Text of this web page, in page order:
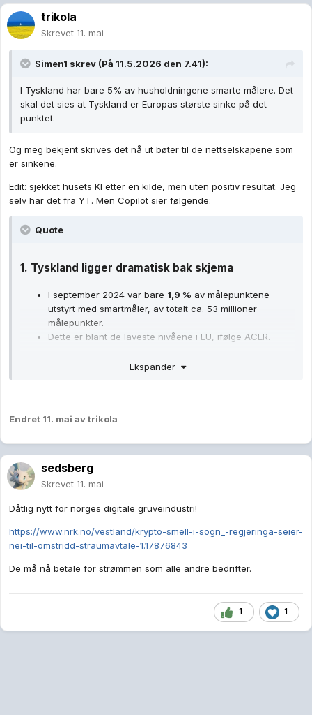
trikola
Skrevet 11. mai
Simen1 skrev (På 11.5.2026 den 7.41):
I Tyskland har bare 5% av husholdningene smarte målere. Det
skal det sies at Tyskland er Europas største sinke på det
punktet.
Og meg bekjent skrives det nå ut bøter til de nettselskapene som
er sinkene.
Edit: sjekket husets KI etter en kilde, men uten positiv resultat. Jeg
selv har det fra YT. Men Copilot sier følgende:
Quote
1. Tyskland ligger dramatisk bak skjema
I september 2024 var bare 1,9 % av målepunktene
utstyrt med smartmåler, av totalt ca. 53 millioner
målepunkter.
Dette er blant de laveste nivåene i EU, ifølge ACER.
Myndighetene har endret lovverket for å få fart
Digitalisation of the Energy Transition
Etter lovendringen økte tempoet, og innen utgangen av
Ekspander
Endret 11. mai av trikola
sedsberg
Skrevet 11. mai
Dåtlig nytt for norges digitale gruveindustri!
https://www.nrk.no/vestland/krypto-smell-i-sogn_-regjeringa-seier-
nei-til-omstridd-straumavtale-1.17876843
De må nå betale for strømmen som alle andre bedrifter.
1 1